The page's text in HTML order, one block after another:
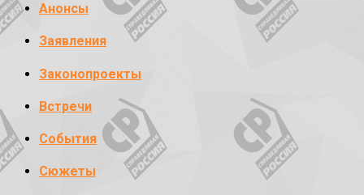
Анонсы
Заявления
Законопроекты
Встречи
События
Сюжеты